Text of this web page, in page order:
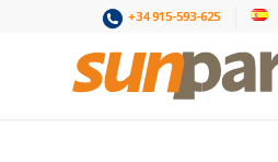
+34 915-593-625